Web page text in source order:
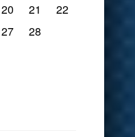
20 21
22
27
28